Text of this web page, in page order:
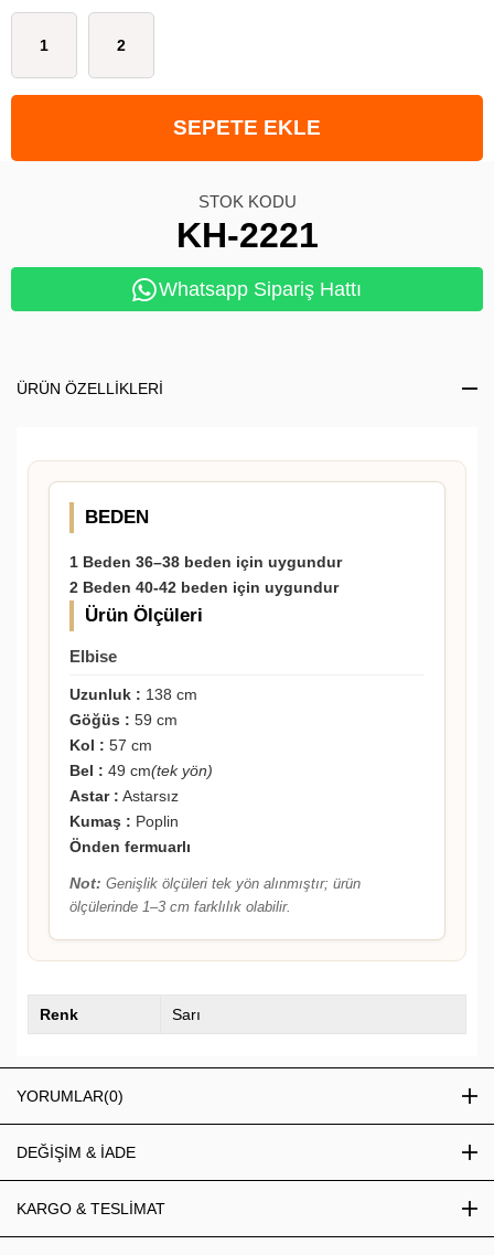
1 2
STOK KODU
KH-2221
Whatsapp Sipariş Hattı
ÜRÜN ÖZELLIKLERI
BEDEN
1 Beden 36–38 beden için uygundur
2 Beden 40-42 beden için uygundur
Ürün Ölçüleri
Elbise
Uzunluk : 138 cm
Göğüs : 59 cm
Kol : 57 cm
Bel : 49 cm(tek yön)
Astar : Astarsız
Kumaş : Poplin
Önden fermuarlı
Not: Genişlik ölçüleri tek yön alınmıştır; ürün
ölçülerinde 1–3 cm farklılık olabilir.
Renk Sarı
YORUMLAR(0)
DEĞİŞİM & İADE
KARGO & TESLİMAT